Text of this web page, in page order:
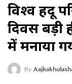
विश्व हिंदू
दिवस बड़ी
में मनाया
By